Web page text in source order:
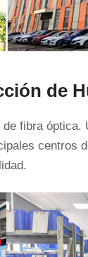
de
fibra